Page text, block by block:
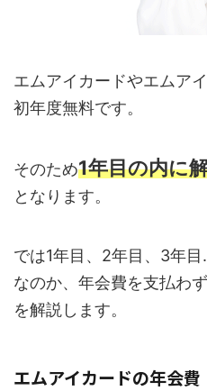
エムアイカードやエムア
初年度無料です。
そのため1年目の内に
となります。
では1年目、2年目、3年
なのか、年会費を支払わ
を解説します。
エムアイカードの年会費